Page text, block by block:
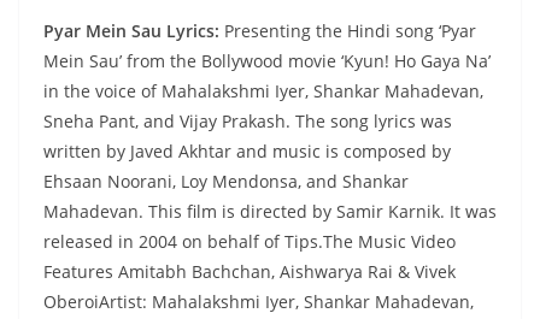
Pyar Mein Sau Lyrics: Presenting the Hindi song ‘Pyar
Mein Sau’ from the Bollywood movie ‘Kyun! Ho Gaya Na’
in the voice of Mahalakshmi Iyer, Shankar Mahadevan,
Sneha Pant, and Vijay Prakash. The song lyrics was
written by Javed Akhtar and music is composed by
Ehsaan Noorani, Loy Mendonsa, and Shankar
Mahadevan. This film is directed by Samir Karnik. It was
released in 2004 on behalf of Tips.The Music Video
Features Amitabh Bachchan, Aishwarya Rai & Vivek
OberoiArtist: Mahalakshmi Iyer, Shankar Mahadevan,